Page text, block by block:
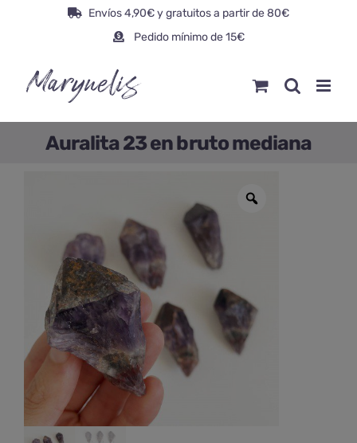
Envíos 4,90€ y gratuitos a partir de 80€
Pedido mínimo de 15€
Auralita 23 en bruto mediana